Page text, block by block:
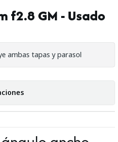
f2.8 GM - Usado
ambas tapas y parasol